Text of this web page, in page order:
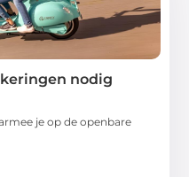
nodig
je op de openbare